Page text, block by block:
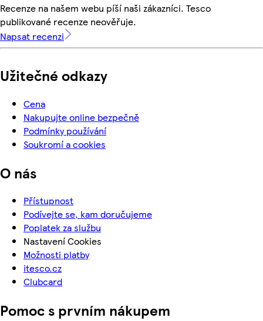
Recenze na našem webu píší naši zákazníci. Tesco
publikované recenze neověřuje.
Napsat recenzi
Užitečné odkazy
Cena
Nakupujte online bezpečně
Podmínky používání
Soukromí a cookies
O nás
Přístupnost
Podívejte se, kam doručujeme
Poplatek za službu
Nastavení Cookies
Možnosti platby
itesco.cz
Clubcard
Pomoc s prvním nákupem